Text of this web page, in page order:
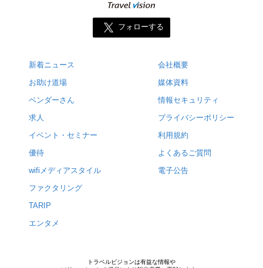
フォローする
新着ニュース
お助け道場
ベンダーさん
求人
イベント・セミナー
優待
wifiメディアスタイル
ファクタリング
TARIP
エンタメ
会社概要
媒体資料
情報セキュリティ
プライバシーポリシー
利用規約
よくあるご質問
電子公告
トラベルビジョンは有益な情報や